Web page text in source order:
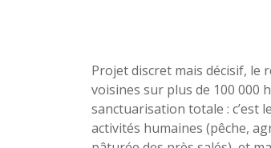
Projet discret mais décisif, le
voisines sur plus de 100 000
sanctuarisation totale : c’est
activités humaines (pêche,